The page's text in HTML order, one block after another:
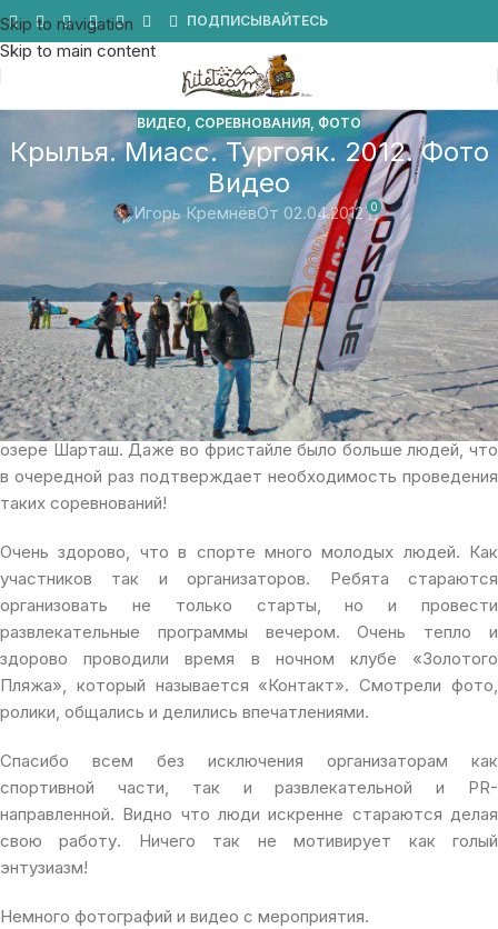
Skip to navigation
Skip to main content
ПОДПИСЫВАЙТЕСЬ
ВИДЕО, СОРЕВНОВАНИЯ, ФОТО
Крылья. Миасс. Тургояк. 2012. Фото
Видео
Игорь КремнёвОт 02.04.2012 0
Вот мы и побывали на заключительном мероприятие года
под названием «Крылья», которое проходило недалеко от
города Миасс на озере Тургояк.
В очередной раз убеждаюсь, что спортсменам не важен
статус мероприятия и можно сказать, что в
соревнованиях участвовало практически
равное количество людей, как и на Чемпионате России на
озере Шарташ. Даже во фристайле было больше людей, что
в очередной раз подтверждает необходимость проведения
таких соревнований!
Очень здорово, что в спорте много молодых людей. Как
участников так и организаторов. Ребята стараются
организовать не только старты, но и провести
развлекательные программы вечером. Очень тепло и
здорово проводили время в ночном клубе «Золотого
Пляжа», который называется «Контакт». Смотрели фото,
ролики, общались и делились впечатлениями.
Спасибо всем без исключения организаторам как
спортивной части, так и развлекательной и PR-
направленной. Видно что люди искренне стараются делая
свою работу. Ничего так не мотивирует как голый
энтузиазм!
Немного фотографий и видео с мероприятия.